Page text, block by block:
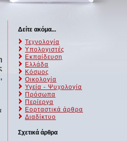
Δείτε ακόμα...
Τεχνολογία
Υπολογιστές
Εκπαίδευση
Ελλάδα
Κόσμος
Οικολογία
Υγεία - Ψυχολογία
Πρόσωπα
Περίεργα
Εορταστικά άρθρα
Διαδίκτυο
Σχετικά άρθρα